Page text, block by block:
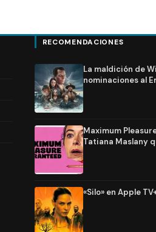
RECOMENDACIONES
La maldición de
nominaciones al
Maximum
Tatiana Maslany
«Silo» en Apple